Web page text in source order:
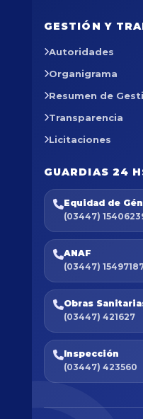
GESTIÓN Y
Autoridades
Organigrama
Resumen de
Transparencia
Licitaciones
GUARDIAS 24
Equidad de
(03447)
ANAF
(03447)
Obras
(03447) 421627
Inspección
(03447) 423560